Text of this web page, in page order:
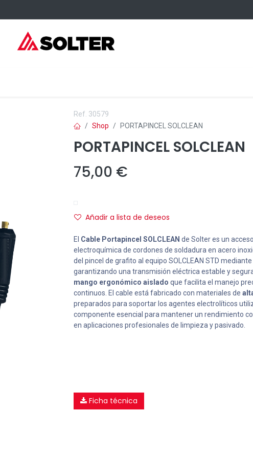
Ref. 30579
Shop
PORTAPINCEL SOLCLEAN
PORTAPINCEL SOLCLEAN
75,00 €
Añadir a lista de deseos
El Cable Portapincel SOLCLEAN de Solter es un
electroquímica de cordones de soldadura en acero
del pincel de grafito al equipo SOLCLEAN STD mediante
garantizando una transmisión eléctrica estable y
mango ergonómico aislado que facilita el manejo
continuos. El cable está fabricado con materiales de
preparados para soportar los agentes electrolíticos
componente esencial para mantener un rendimiento
en aplicaciones profesionales de limpieza y pasivado.
Ficha técnica